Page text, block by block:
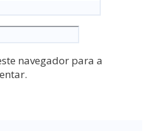
navegador para a